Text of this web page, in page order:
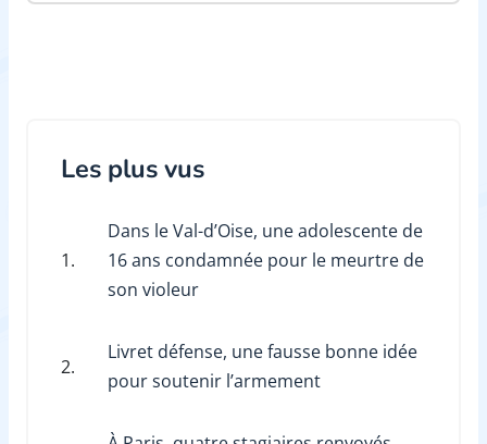
Les plus vus
1.
Dans le Val-d’Oise, une adolescente de
16 ans condamnée pour le meurtre de
son violeur
2.
Livret défense, une fausse bonne idée
pour soutenir l’armement